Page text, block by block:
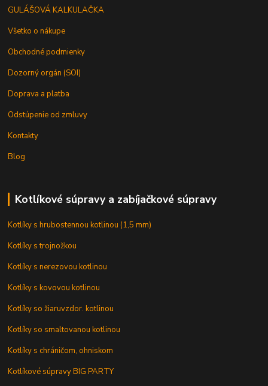
GULÁŠOVÁ KALKULAČKA
Všetko o nákupe
Obchodné podmienky
Dozorný orgán (SOI)
Doprava a platba
Odstúpenie od zmluvy
Kontakty
Blog
Kotlíkové súpravy a zabíjačkové súpravy
Kotlíky s hrubostennou kotlinou (1,5 mm)
Kotlíky s trojnožkou
Kotlíky s nerezovou kotlinou
Kotlíky s kovovou kotlinou
Kotlíky so žiaruvzdor. kotlinou
Kotlíky so smaltovanou kotlinou
Kotlíky s chráničom, ohniskom
Kotlíkové súpravy BIG PARTY